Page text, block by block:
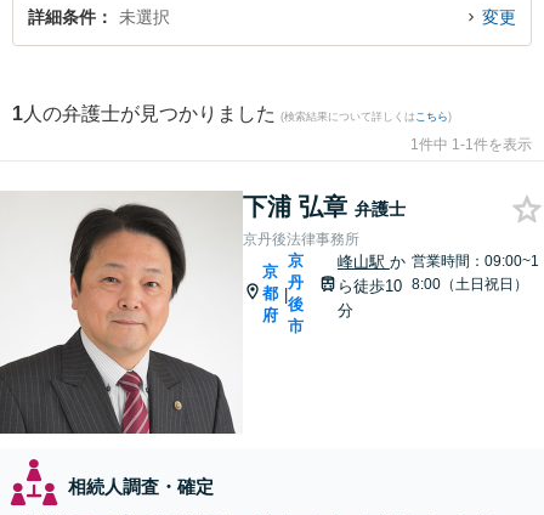
詳細条件 未選択 変更
1 人の弁護士が見つかりました (検索結果について詳しくは こちら)
1件中 1-1件を表示
下浦 弘章 弁護士
京丹後法律事務所
京
都
府
|
京
丹
後
市
峰山駅 か
ら徒歩10
分
営業時間：09:00~1
8:00（土日祝日）
相続人調査・確定